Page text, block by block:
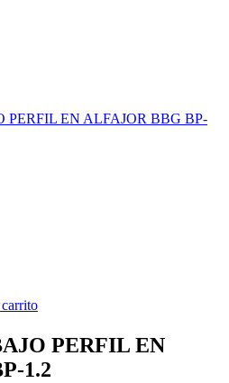
PERFIL EN ALFAJOR BBG BP-
PERFIL EN
1.2